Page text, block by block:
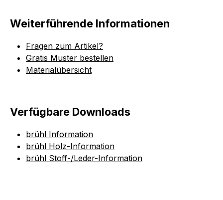
Weiterführende Informationen
Fragen zum Artikel?
Gratis Muster bestellen
Materialübersicht
Verfügbare Downloads
brühl Information
brühl Holz-Information
brühl Stoff-/Leder-Information